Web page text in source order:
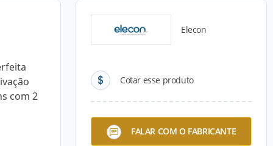
com 2
Elecon
Cotar esse produto
FALAR COM O FABRICANTE